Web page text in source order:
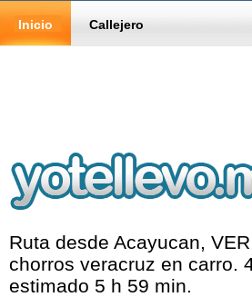
Inicio Callejero
Ruta desde Acayucan,
chorros veracruz en carro.
estimado 5 h 59 min.